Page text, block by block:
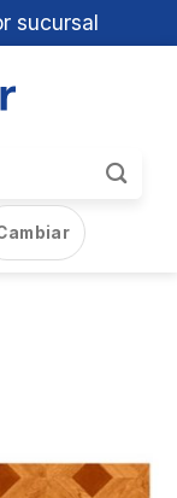
sucursal